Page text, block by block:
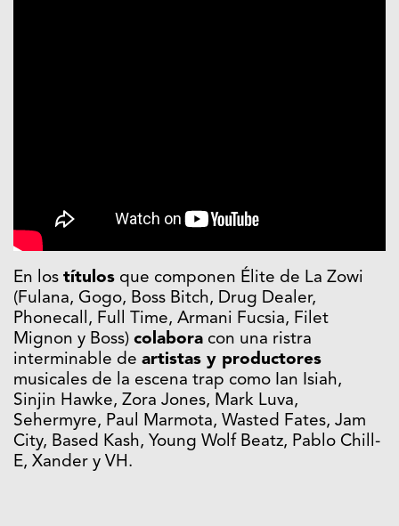
En los títulos que componen Élite de La Zowi
(Fulana, Gogo, Boss Bitch, Drug Dealer,
Phonecall, Full Time, Armani Fucsia, Filet
Mignon y Boss) colabora con una ristra
interminable de artistas y productores
musicales de la escena trap como Ian Isiah,
Sinjin Hawke, Zora Jones, Mark Luva,
Sehermyre, Paul Marmota, Wasted Fates, Jam
City, Based Kash, Young Wolf Beatz, Pablo Chill-
E, Xander y VH.